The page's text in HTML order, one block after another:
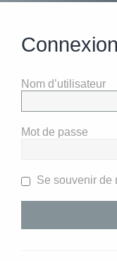
Connexion
Nom d’utilisateur
Mot de passe
Se souvenir de